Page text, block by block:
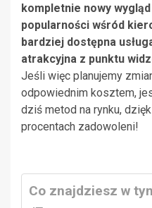
kompletnie nowy
popularności wśród
bardziej dostępna
atrakcyjna z punktu
Jeśli więc planujemy
odpowiednim kosztem,
dziś metod na rynku,
procentach zadowoleni!
Co znajdziesz w